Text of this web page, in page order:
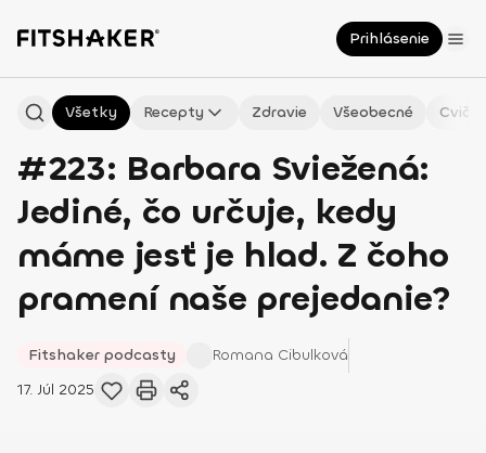
Prihlásenie
Všetky Recepty Zdravie Všeobecné
#223: Barbara Sviežená:
Jediné, čo určuje, kedy
máme jesť je hlad. Z čoho
pramení naše prejedanie?
Fitshaker podcasty Romana Cibulková
17. Júl 2025